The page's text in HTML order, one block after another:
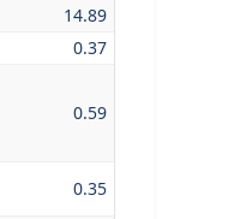
14.89
0.37
0.59
0.35